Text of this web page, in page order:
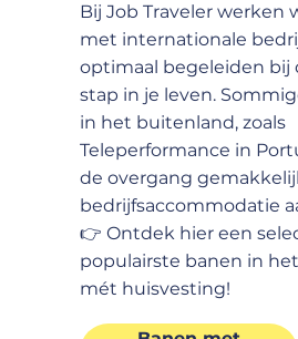
Bij Job Traveler werken
met internationale
optimaal begeleiden bij
stap in je leven.
in het buitenland, zoals
Teleperformance in
de overgang
bedrijfsaccommodatie
👉 Ontdek hier een
populairste banen in
mét huisvesting!